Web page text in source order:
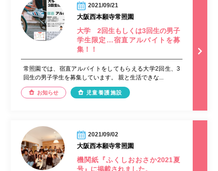
2021/09/21
大阪西本願寺常照園
大学 2回生もしくは3回生の男子
学生限定…宿直アルバイトを募
集！！
常照園では、宿直アルバイトをしてもらえる大学2回生、3
回生の男子学生を募集しています。 親と生活できな...
お知らせ 児童養護施設
2021/09/02
大阪西本願寺常照園
機関紙『ふくしおおさか2021夏
号』に掲載されました。